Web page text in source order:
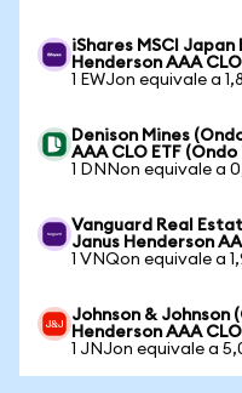
iShares MSCI Japan
Henderson AAA
1 EWJon equivale a
Denison Mines
AAA CLO ETF
1 DNNon equivale a
Vanguard Real
Janus Henderson
1 VNQon equivale a
Johnson & Johnson
Henderson AAA
1 JNJon equivale a